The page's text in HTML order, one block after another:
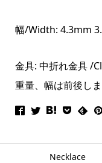
幅/Width: 4.3mm
金具: 中折れ金具 /
重量、幅は前後し
Necklace